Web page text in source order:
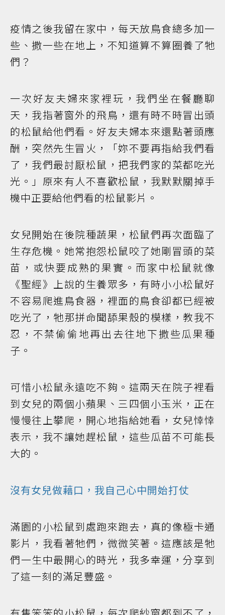
疫情之後我留在家中，每天放鳥食總多加一
些、撒一些在地上，不知道算不算圈養了牠
們？
一次好友夫婦來家裡玩，我們坐在餐廳聊
天，我指著窗外的飛鳥，還有時不時冒出頭
的松鼠給他們看。好友夫婦本來還點著頭應
酬，突然先生冒火，「妳不要再指給我們看
了，我們最討厭松鼠，把我們家的菜都吃光
光。」原來有人不喜歡松鼠，我默默關掉手
機中正要給他們看的松鼠影片。
女兒開始在後院種蔬果，松鼠們再次面臨了
生存危機。她常抱怨松鼠咬了她剛冒頭的菜
苗，或快要成熟的果實。而家中松鼠就像
《聖經》上說的生養眾多，有時小小松鼠好
不容易爬進鳥食器，裡面的鳥食卻都已經被
吃光了，牠那拼命聞舔果殼的模樣，教我不
忍，不禁偷偷地再出去往地下撒些瓜果種
子。
可惜小松鼠永遠吃不夠。這兩天在院子裡看
到女兒的兩個小蘋果、三四個小玉米，正在
慢慢往上攀爬，開心地指給她看，女兒悻悻
表示，我不讓她趕松鼠，這些瓜苗不可能長
大的。
沒有女兒做藉口，我自己心中開始打仗
滿園的小松鼠到處跑來跑去，真的像極卡通
影片，我看著牠們，微微笑著。這應該是牠
們一生中最開心的時光，我多幸運，分享到
了這一刻的滿足豐盛。